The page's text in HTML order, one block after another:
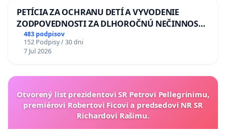
PETÍCIA ZA OCHRANU DETÍ A VYVODENIE
ZODPOVEDNOSTI ZA DLHOROČNÚ NEČINNOSŤ
A ZLYHANIE ŠTÁTU
483 podpisov
152 Podpisy / 30 dni
7 Jul 2026
Otvorený list prezidentovi SR Petrovi Pellegrinimu,
premiérovi Robertovi Ficovi a predsedovi NR SR
Richardovi Rašimu.